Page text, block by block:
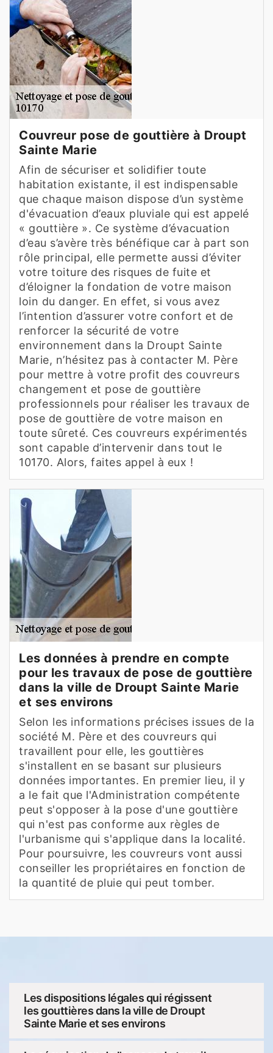
Couvreur pose de gouttière à Droupt
Sainte Marie
Afin de sécuriser et solidifier toute
habitation existante, il est indispensable
que chaque maison dispose d’un système
d'évacuation d’eaux pluviale qui est appelé
« gouttière ». Ce système d’évacuation
d’eau s’avère très bénéfique car à part son
rôle principal, elle permette aussi d’éviter
votre toiture des risques de fuite et
d’éloigner la fondation de votre maison
loin du danger. En effet, si vous avez
l’intention d’assurer votre confort et de
renforcer la sécurité de votre
environnement dans la Droupt Sainte
Marie, n’hésitez pas à contacter M. Père
pour mettre à votre profit des couvreurs
changement et pose de gouttière
professionnels pour réaliser les travaux de
pose de gouttière de votre maison en
toute sûreté. Ces couvreurs expérimentés
sont capable d’intervenir dans tout le
10170. Alors, faites appel à eux !
Les données à prendre en compte
pour les travaux de pose de gouttière
dans la ville de Droupt Sainte Marie
et ses environs
Selon les informations précises issues de la
société M. Père et des couvreurs qui
travaillent pour elle, les gouttières
s'installent en se basant sur plusieurs
données importantes. En premier lieu, il y
a le fait que l'Administration compétente
peut s'opposer à la pose d'une gouttière
qui n'est pas conforme aux règles de
l'urbanisme qui s'applique dans la localité.
Pour poursuivre, les couvreurs vont aussi
conseiller les propriétaires en fonction de
la quantité de pluie qui peut tomber.
Les dispositions légales qui régissent
les gouttières dans la ville de Droupt
Sainte Marie et ses environs